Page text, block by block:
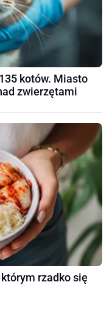
kotów. Miasto
zwierzętami
rzadko się